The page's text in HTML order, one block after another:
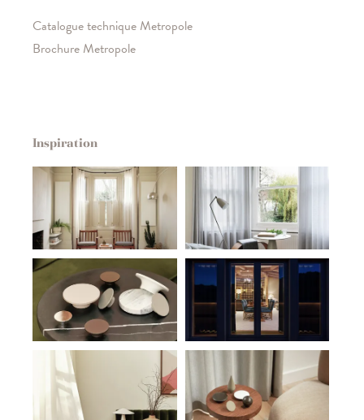
Catalogue technique Metropole
Brochure Metropole
Inspiration